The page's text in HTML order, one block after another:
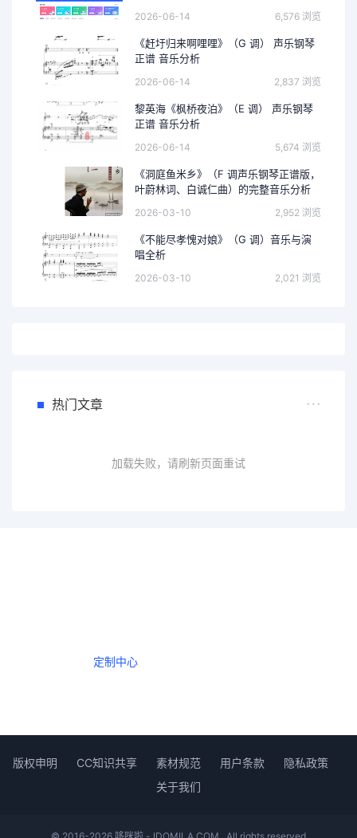
2026-06-14 6,576 浏览
《赶圩归来啊哩哩》（G 调） 声乐钢琴
正谱 音乐分析
2026-06-14 2,837 浏览
黎英海《枫桥夜泊》（E 调） 声乐钢琴
正谱 音乐分析
2026-06-14 5,674 浏览
《洞庭鱼米乡》（F 调声乐钢琴正谱版，
叶蔚林词、白诚仁曲）的完整音乐分析
2026-03-10 2,952 浏览
《不能尽孝愧对娘》（G 调）音乐与演
唱全析
2026-03-10 2,021 浏览
热门文章
加载失败，请刷新页面重试
定制中心
版权申明 CC知识共享 素材规范 用户条款
隐私政策
关于我们